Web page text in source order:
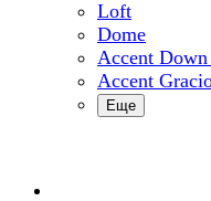
Loft
Dome
Accent
Accent
Еще